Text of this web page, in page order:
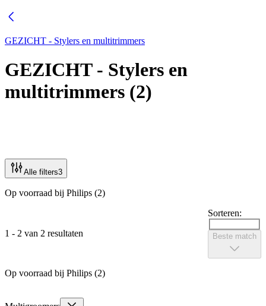
GEZICHT - Stylers en multitrimmers
GEZICHT - Stylers en
multitrimmers (2)
Alle filters3
Op voorraad bij Philips (2)
1 - 2 van 2 resultaten
Sorteren:
Beste match
Op voorraad bij Philips (2)